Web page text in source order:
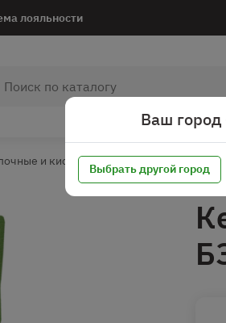
лояльности
и кисломолочные Кефир
Ваш город
Выбрать другой город